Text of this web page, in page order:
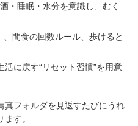
・睡眠・水分を意識し、むく
間食の回数ルール、歩けると
に戻す“リセット習慣”を用意
真フォルダを見返すたびにうれ
す。